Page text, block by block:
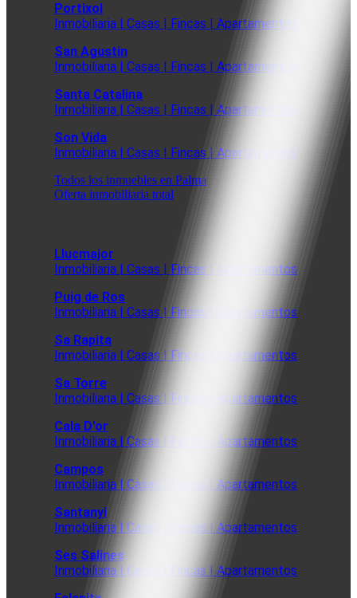
Portixol
Inmobiliaria | Casas | Fincas | Apartamentos
San Agustin
Inmobiliaria | Casas | Fincas | Apartamentos
Santa Catalina
Inmobiliaria | Casas | Fincas | Apartamentos
Son Vida
Inmobiliaria | Casas | Fincas | Apartamentos
Todos los inmuebles en Palma
Oferta inmobiliaria total
Llucmajor
Inmobiliaria | Casas | Fincas | Apartamentos
Puig de Ros
Inmobiliaria | Casas | Fincas | Apartamentos
Sa Rapita
Inmobiliaria | Casas | Fincas | Apartamentos
Sa Torre
Inmobiliaria | Casas | Fincas | Apartamentos
Cala D'or
Inmobiliaria | Casas | Fincas | Apartamentos
Campos
Inmobiliaria | Casas | Fincas | Apartamentos
Santanyi
Inmobiliaria | Casas | Fincas | Apartamentos
Ses Salines
Inmobiliaria | Casas | Fincas | Apartamentos